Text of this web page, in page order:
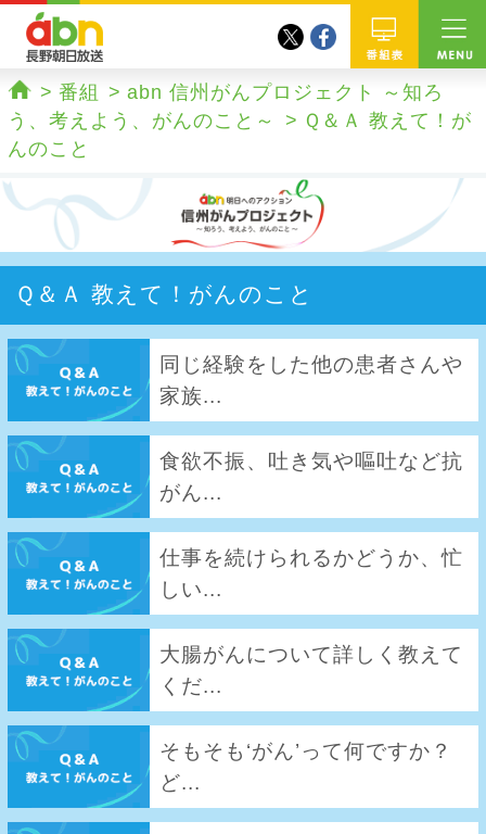
abn 長野朝日放送 番組
twitterfacebook
ホーム
番組
abn 信州がんプロジェクト ～知ろ
う、考えよう、がんのこと～
Ｑ＆Ａ 教えて！が
んのこと
Ｑ＆Ａ 教えて！がんのこと
同じ経験をした他の患者さんや
家族...
食欲不振、吐き気や嘔吐など抗
がん...
仕事を続けられるかどうか、忙
しい...
大腸がんについて詳しく教えて
くだ...
そもそも‘がん’って何ですか？
ど...